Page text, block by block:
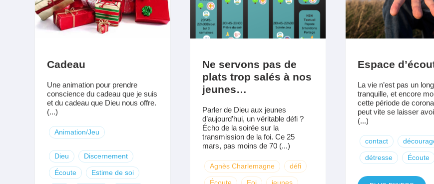
Cadeau
Une animation pour prendre
conscience du cadeau que je suis
et du cadeau que Dieu nous offre.
(...)
Animation/Jeu
Dieu Discernement
Écoute Estime de soi
Ne servons pas de
plats trop salés à nos
jeunes…
Parler de Dieu aux jeunes
d’aujourd’hui, un véritable défi ?
Écho de la soirée sur la
transmission de la foi. Ce 25
mars, pas moins de 70 (...)
Agnès Charlemagne défi
Écoute Foi jeunes
Espace
La vie n’est pas un
tranquille, et encore
cette période de corona
peut vite se laisser
(...)
contact
détresse Écoute